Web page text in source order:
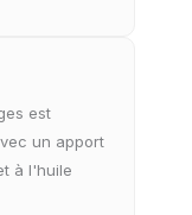
est
un apport
à l'huile